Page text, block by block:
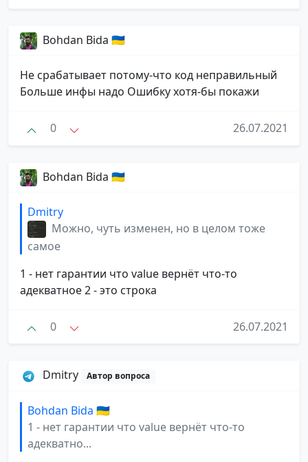
Bohdan Bida 🇺🇦
Не срабатывает потому-что код неправильный
Больше инфы надо Ошибку хотя-бы покажи
0 26.07.2021
Bohdan Bida 🇺🇦
Dmitry
Можно, чуть изменен, но в целом тоже
самое
1 - нет гарантии что value вернёт что-то
адекватное 2 - это строка
0 26.07.2021
Dmitry Автор вопроса
Bohdan Bida 🇺🇦
1 - нет гарантии что value вернёт что-то
адекватно...